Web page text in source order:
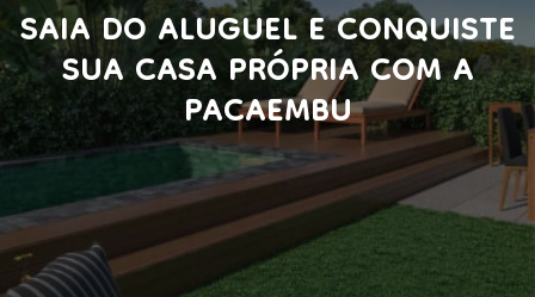
SAIA DO ALUGUEL E CONQUISTE
SUA CASA PRÓPRIA COM A
PACAEMBU